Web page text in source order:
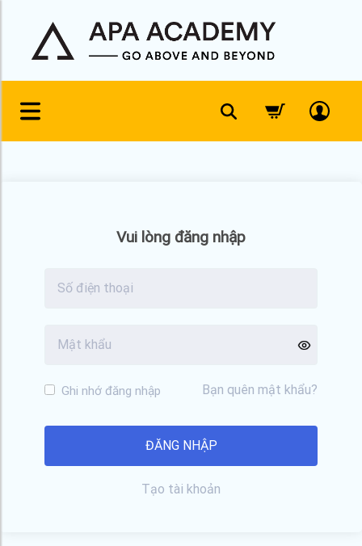
content
Vui lòng đăng nhập
Ghi nhớ đăng nhập Bạn quên mật khẩu?
Tạo tài khoản